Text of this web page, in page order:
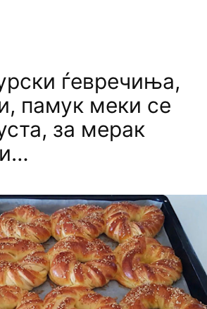
ѓевречиња,
памук меки се
за мерак